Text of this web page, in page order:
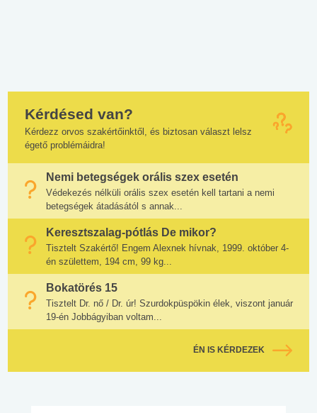
Kérdésed van?
Kérdezz orvos szakértőinktől, és biztosan választ lelsz
égető problémáidra!
Nemi betegségek orális szex esetén
Védekezés nélküli orális szex esetén kell tartani a nemi
betegségek átadásától s annak...
Keresztszalag-pótlás De mikor?
Tisztelt Szakértő! Engem Alexnek hívnak, 1999. október 4-
én születtem, 194 cm, 99 kg...
Bokatörés 15
Tisztelt Dr. nő / Dr. úr! Szurdokpüspökin élek, viszont január
19-én Jobbágyiban voltam...
ÉN IS KÉRDEZEK